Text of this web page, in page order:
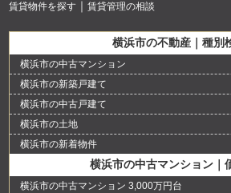
賃貸物件を探す 賃貸管理の相談
横浜市の不動産｜種別
横浜市の中古マンション
横浜市の新築戸建て
横浜市の中古戸建て
横浜市の土地
横浜市の新着物件
横浜市の中古マンション｜
横浜市の中古マンション 3,000万円台